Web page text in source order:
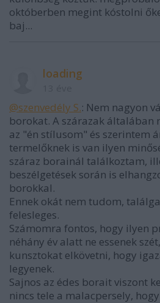
októberben megint kóstolni
baj...
loading
@szenvedély S.: Nem nagyon
borokat. A szárazak általában
az "én stílusom" és szerintem
termelőknek is van ilyen
száraz borainál találkoztam,
beszélgetések során is
borokkal.
Ennek okát nem tudom,
felesleges.
Számomra fontos, hogy ilyen
néhány év alatt ne essenek
kunsztokat elkövetni, hogy
legyenek.
Sajnos az édes borait viszont
nincs tele a malacpersely,